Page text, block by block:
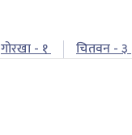
गोरखा - १ चितवन - ३